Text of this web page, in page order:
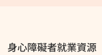
身心障礙者就業資源